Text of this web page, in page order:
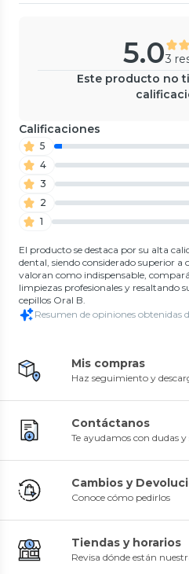
5.03
Este producto no
Calificaciones
5
4
3
2
1
El producto se destaca por su alta
dental, siendo considerado superior a
valoran como indispensable,
limpiezas profesionales y resaltando
cepillos Oral B.
Resumen de opiniones obtenidas
Mis compras
Haz seguimiento y
Contáctanos
Te ayudamos con dudas y
Cambios y
Conoce cómo pedirlos
Tiendas y horarios
Revisa dónde están